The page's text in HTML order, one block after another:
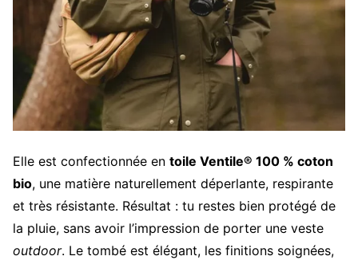
Elle est confectionnée en toile Ventile® 100 % coton
bio, une matière naturellement déperlante, respirante
et très résistante. Résultat : tu restes bien protégé de
la pluie, sans avoir l’impression de porter une veste
outdoor. Le tombé est élégant, les finitions soignées,